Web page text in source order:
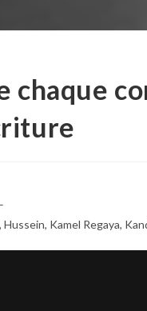
chaque
Kamel Regaya,